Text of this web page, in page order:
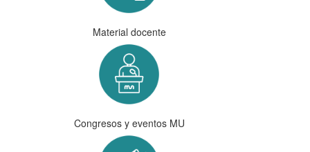
Material docente
Congresos y eventos MU